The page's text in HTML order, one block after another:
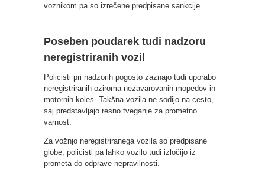
voznikom pa so izrečene predpisane sankcije.
Poseben poudarek tudi nadzoru
neregistriranih vozil
Policisti pri nadzorih pogosto zaznajo tudi uporabo
neregistriranih oziroma nezavarovanih mopedov in
motornih koles. Takšna vozila ne sodijo na cesto,
saj predstavljajo resno tveganje za prometno
varnost.
Za vožnjo neregistriranega vozila so predpisane
globe, policisti pa lahko vozilo tudi izločijo iz
prometa do odprave nepravilnosti.